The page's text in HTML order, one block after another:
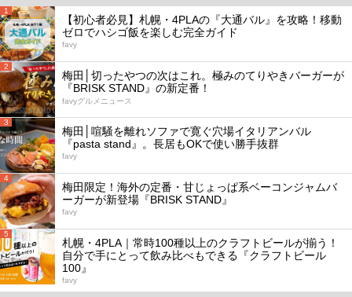
1
【初心者必見】札幌・4PLAの『大通バル』を攻略！移動
ゼロでハシゴ飯を楽しむ完全ガイド
favy
2
梅田│切ったやつの次はこれ。極みのてりやきバーガーが
『BRISK STAND』の新定番！
favyグルメニュース
3
梅田│喧騒を離れソファで寛ぐ穴場イタリアンバル
『pasta stand』。長居もOKで使い勝手抜群
favy
4
梅田限定！海外の定番・甘じょっぱ系ベーコンジャムバ
ーガーが新登場『BRISK STAND』
favy
5
札幌・4PLA｜常時100種以上のクラフトビールが揃う！
自分で手にとって飲み比べもできる『クラフトビール
100』
favy